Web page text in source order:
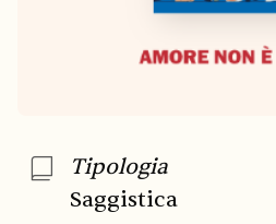
Tipologia
Saggistica